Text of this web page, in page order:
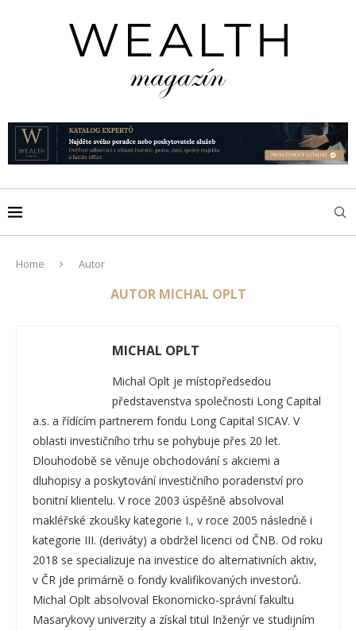
Home Autor
AUTOR MICHAL OPLT
MICHAL OPLT
Michal Oplt je místopředsedou
představenstva společnosti Long Capital
a.s. a řídícím partnerem fondu Long Capital SICAV. V
oblasti investičního trhu se pohybuje přes 20 let.
Dlouhodobě se věnuje obchodování s akciemi a
dluhopisy a poskytování investičního poradenství pro
bonitní klientelu. V roce 2003 úspěšně absolvoval
makléřské zkoušky kategorie I., v roce 2005 následně i
kategorie III. (deriváty) a obdržel licenci od ČNB. Od roku
2018 se specializuje na investice do alternativních aktiv,
v ČR jde primárně o fondy kvalifikovaných investorů.
Michal Oplt absolvoval Ekonomicko-správní fakultu
Masarykovy univerzity a získal titul Inženýr ve studijním